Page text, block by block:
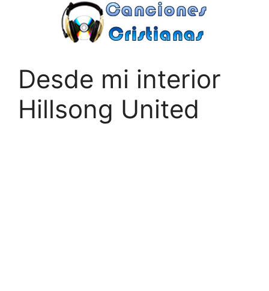
Desde mi interior
Hillsong United